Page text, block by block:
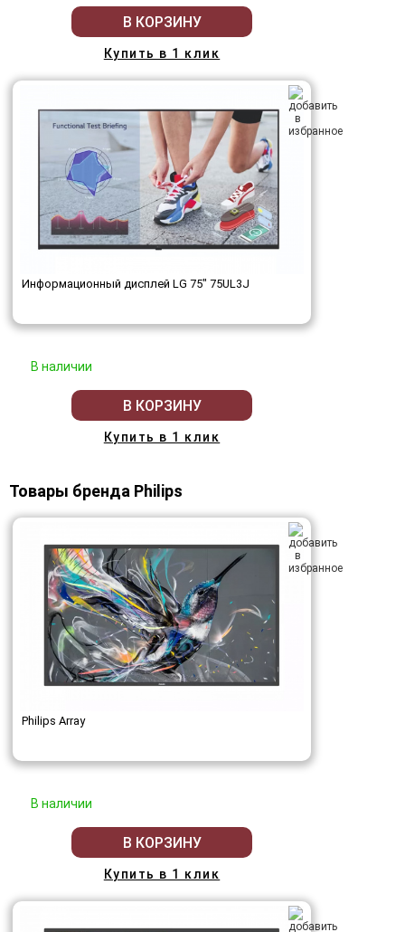
В КОРЗИНУ
Купить в 1 клик
Информационный дисплей LG 75" 75UL3J
В наличии
В КОРЗИНУ
Купить в 1 клик
Товары бренда Philips
Philips Array
В наличии
В КОРЗИНУ
Купить в 1 клик